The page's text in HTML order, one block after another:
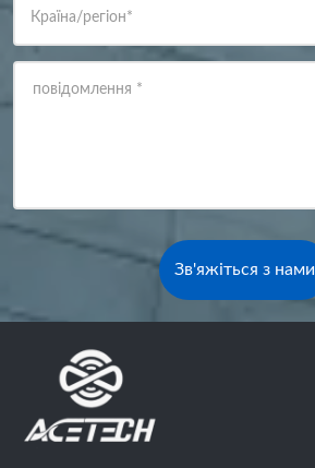
Країна/регіон*
повідомлення *
Зв'яжіться з нами